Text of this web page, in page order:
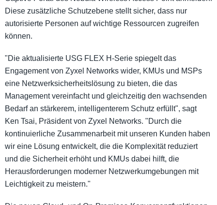
Diese zusätzliche Schutzebene stellt sicher, dass nur
autorisierte Personen auf wichtige Ressourcen zugreifen
können.
"Die aktualisierte USG FLEX H-Serie spiegelt das
Engagement von Zyxel Networks wider, KMUs und MSPs
eine Netzwerksicherheitslösung zu bieten, die das
Management vereinfacht und gleichzeitig den wachsenden
Bedarf an stärkerem, intelligenterem Schutz erfüllt", sagt
Ken Tsai, Präsident von Zyxel Networks. "Durch die
kontinuierliche Zusammenarbeit mit unseren Kunden haben
wir eine Lösung entwickelt, die die Komplexität reduziert
und die Sicherheit erhöht und KMUs dabei hilft, die
Herausforderungen moderner Netzwerkumgebungen mit
Leichtigkeit zu meistern."